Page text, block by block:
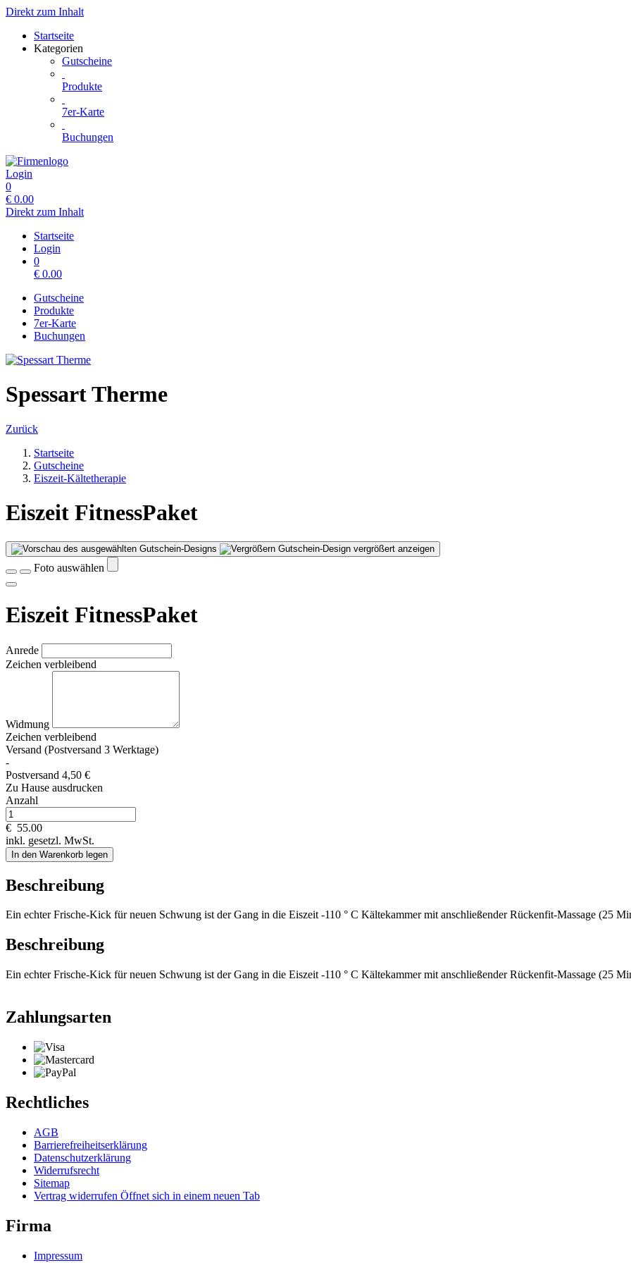
Direkt zum Inhalt
Startseite
Kategorien
Gutscheine
Produkte
7er-Karte
Buchungen
Login
0
€ 0.00
Direkt zum Inhalt
Startseite
Login
0
€ 0.00
Gutscheine
Produkte
7er-Karte
Buchungen
Spessart Therme
Zurück
Startseite
Gutscheine
Eiszeit-Kältetherapie
Eiszeit FitnessPaket
Gutschein-Design vergrößert anzeigen
Foto auswählen
Eiszeit FitnessPaket
Anrede
Zeichen verbleibend
Widmung
Zeichen verbleibend
Versand (Postversand 3 Werktage)
-
Postversand 4,50 €
Zu Hause ausdrucken
Anzahl
€ 55.00
inkl. gesetzl. MwSt.
In den Warenkorb legen
Beschreibung
Ein echter Frische-Kick für neuen Schwung ist der Gang in die Eiszeit -110 ° C Kältekammer mit anschließender Rückenfit-Massage (25
Beschreibung
Ein echter Frische-Kick für neuen Schwung ist der Gang in die Eiszeit -110 ° C Kältekammer mit anschließender Rückenfit-Massage (25
Zahlungsarten
Rechtliches
AGB
Barrierefreiheitserklärung
Datenschutzerklärung
Widerrufsrecht
Sitemap
Vertrag widerrufen Öffnet sich in einem neuen Tab
Firma
Impressum